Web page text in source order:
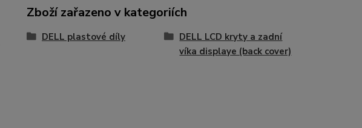
Zboží zařazeno v kategoriích
DELL plastové díly
DELL LCD kryty a zadní
víka displaye (back cover)